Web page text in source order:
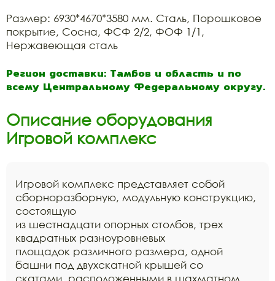
Размер: 6930*4670*3580 мм. Сталь, Порошковое
покрытие, Сосна, ФСФ 2/2, ФОФ 1/1,
Нержавеющая сталь
Регион доставки: Тамбов и область и по
всему Центральному Федеральному округу.
Описание оборудования
Игровой комплекс
Игровой комплекс представляет собой
сборноразборную, модульную конструкцию,
состоящую
из шестнадцати опорных столбов, трех
квадратных разноуровневых
площадок различного размера, одной
башни под двухскатной крышей со
скатами, расположенными в шахматном